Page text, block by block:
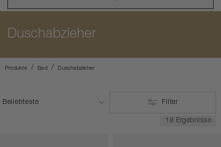
Duschabzieher
Produkte Bad Duschabzieher
Filter
18 Ergebnisse